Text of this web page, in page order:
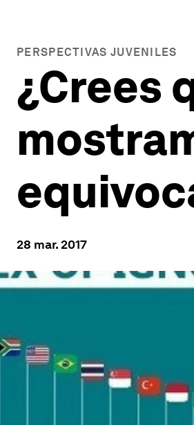
PERSPECTIVAS JUVENILES
¿Crees
28 mar. 2017